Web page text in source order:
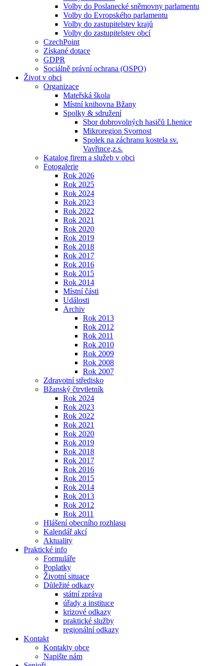
Volby do Poslanecké sněmovny parlamentu
Volby do Evropského parlamentu
Volby do zastupitelstev krajů
Volby do zastupitelstev obcí
CzechPoint
Získané dotace
GDPR
Sociálně právní ochrana (OSPO)
Život v obci
Organizace
Mateřská škola
Místní knihovna Bžany
Spolky & sdružení
Sbor dobrovolných hasičů Lhenice
Mikroregion Svornost
Spolek na záchranu kostela sv.
Vavřince,z.s.
Katalog firem a služeb v obci
Fotogalerie
Rok 2026
Rok 2025
Rok 2024
Rok 2023
Rok 2022
Rok 2021
Rok 2020
Rok 2019
Rok 2018
Rok 2017
Rok 2016
Rok 2015
Rok 2014
Místní části
Události
Archiv
Rok 2013
Rok 2012
Rok 2011
Rok 2010
Rok 2009
Rok 2008
Rok 2007
Zdravotní středisko
Bžanský čtrvtletník
Rok 2024
Rok 2023
Rok 2022
Rok 2021
Rok 2020
Rok 2019
Rok 2018
Rok 2017
Rok 2016
Rok 2015
Rok 2014
Rok 2013
Rok 2012
Rok 2011
Hlášení obecního rozhlasu
Kalendář akcí
Aktuality
Praktické info
Formuláře
Poplatky
Životní situace
Důležité odkazy
státní zpráva
úřady a instituce
krizové odkazy
praktické služby
regionální odkazy
Kontakt
Kontakty obce
Napište nám